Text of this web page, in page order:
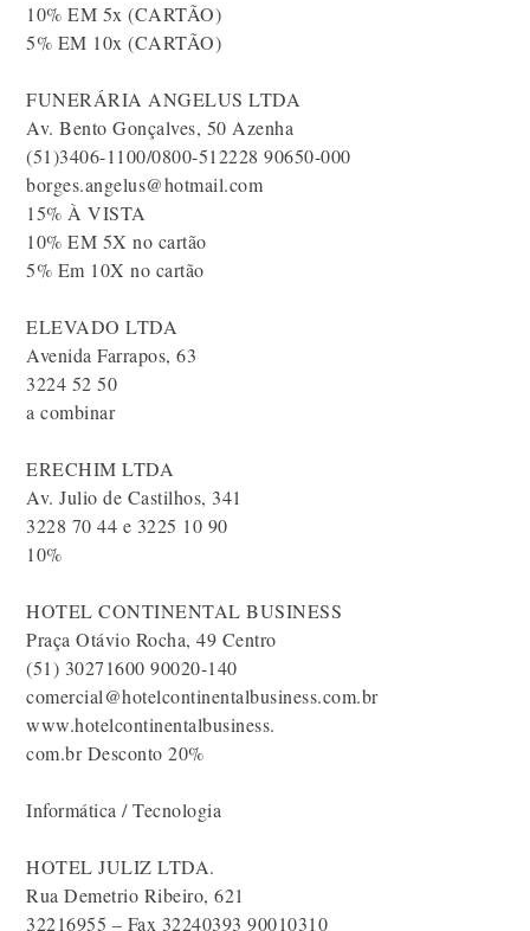
10% EM 5x (CARTÃO)
5% EM 10x (CARTÃO)
FUNERÁRIA ANGELUS LTDA
Av. Bento Gonçalves, 50 Azenha
(51)3406-1100/0800-512228 90650-000
borges.angelus@hotmail.com
15% À VISTA
10% EM 5X no cartão
5% Em 10X no cartão
ELEVADO LTDA
Avenida Farrapos, 63
3224 52 50
a combinar
ERECHIM LTDA
Av. Julio de Castilhos, 341
3228 70 44 e 3225 10 90
10%
HOTEL CONTINENTAL BUSINESS
Praça Otávio Rocha, 49 Centro
(51) 30271600 90020-140
comercial@hotelcontinentalbusiness.com.br
www.hotelcontinentalbusiness.
com.br Desconto 20%
Informática / Tecnologia
HOTEL JULIZ LTDA.
Rua Demetrio Ribeiro, 621
32216955 – Fax 32240393 90010310